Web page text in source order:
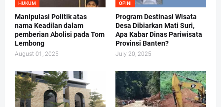
HUKUM
Manipulasi Politik atas
nama Keadilan dalam
pemberian Abolisi pada Tom
Lembong
August 01, 2025
OPINI
Program Destinasi Wisata
Desa Dibiarkan Mati Suri,
Apa Kabar Dinas Pariwisata
Provinsi Banten?
July 20, 2025